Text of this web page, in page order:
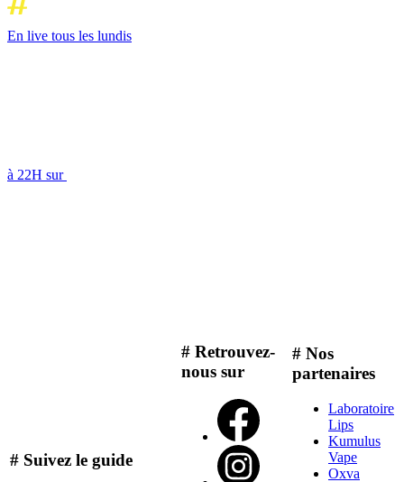
En live tous les lundis
à 22H sur
# Suivez le guide
# Retrouvez-
nous sur
# Nos
partenaires
Laboratoire
Lips
Kumulus
Vape
Oxva